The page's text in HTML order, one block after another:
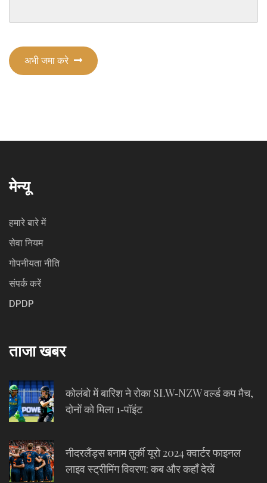
अभी जमा करे
मेन्यू
हमारे बारे में
सेवा नियम
गोपनीयता नीति
संपर्क करें
DPDP
ताजा खबर
कोलंबो में बारिश ने रोका SLW‑NZW वर्ल्ड कप मैच,
दोनों को मिला 1‑पॉइंट
नीदरलैंड्स बनाम तुर्की यूरो 2024 क्वार्टर फाइनल
लाइव स्ट्रीमिंग विवरण: कब और कहाँ देखें